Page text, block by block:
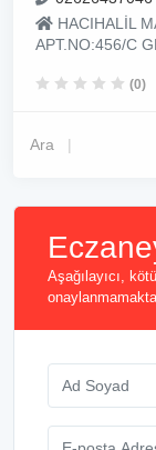
HACIHALİL
APT.NO:456/C
(0)
Ara
Aşağılayıcı,